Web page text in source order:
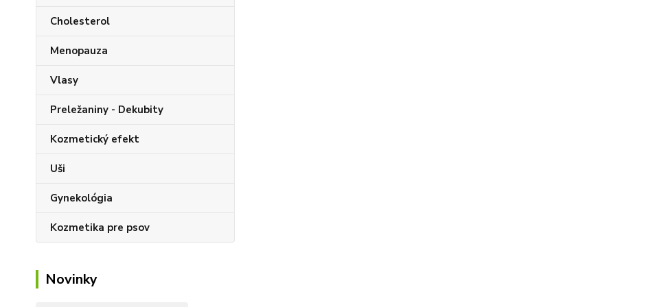
Cholesterol
Menopauza
Vlasy
Preležaniny - Dekubity
Kozmetický efekt
Uši
Gynekológia
Kozmetika pre psov
Novinky